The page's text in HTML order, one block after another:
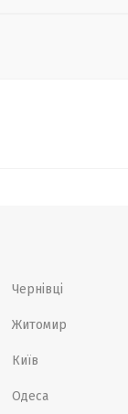
Чернівці
Житомир
Київ
Одеса